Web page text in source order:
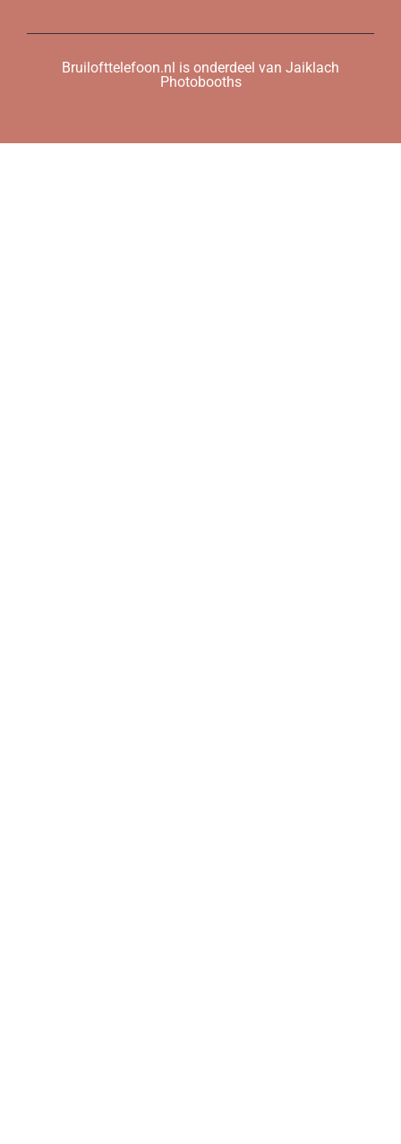
Bruilofttelefoon.nl is onderdeel van Jaiklach
Photobooths